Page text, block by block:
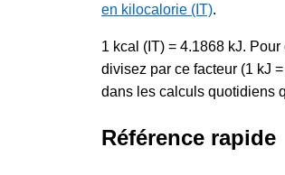
en kilocalorie (IT).
1 kcal (IT) = 4.1868 kJ.
divisez par ce facteur (1 kJ
dans les calculs quotidiens
Référence rapide